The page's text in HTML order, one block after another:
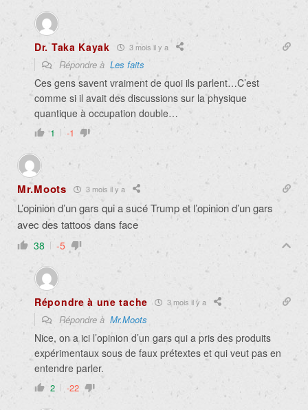
Dr. Taka Kayak 3 mois il y a
Répondre à Les faits
Ces gens savent vraiment de quoi ils parlent…C’est
comme si il avait des discussions sur la physique
quantique à occupation double…
1 -1
Mr.Moots 3 mois il y a
L’opinion d’un gars qui a sucé Trump et l’opinion d’un gars
avec des tattoos dans face
38 -5
Répondre à une tache 3 mois il y a
Répondre à Mr.Moots
Nice, on a ici l’opinion d’un gars qui a pris des produits
expérimentaux sous de faux prétextes et qui veut pas en
entendre parler.
2 -22